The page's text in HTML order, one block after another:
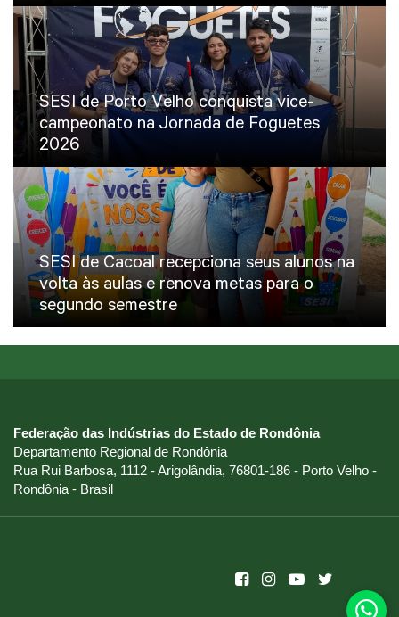
SESI de Porto Velho conquista vice-
campeonato na Jornada de Foguetes
2026
SESI de Cacoal recepciona seus alunos na
volta às aulas e renova metas para o
segundo semestre
Federação das Indústrias do Estado de Rondônia
Departamento Regional de Rondônia
Rua Rui Barbosa, 1112 - Arigolândia, 76801-186 - Porto Velho -
Rondônia - Brasil